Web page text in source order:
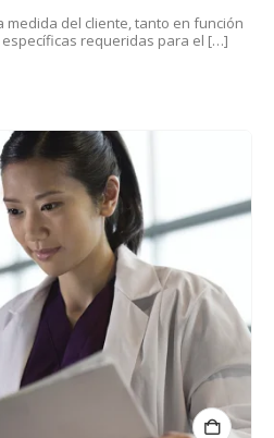
medida del cliente, tanto en función
requeridas para el […]